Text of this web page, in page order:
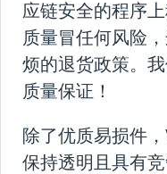
VMI 医疗
联系方式
首页
应链安全的程序
质量冒任何风险
烦的退货政策。
质量保证！
除了优质易损件
保持透明且具有